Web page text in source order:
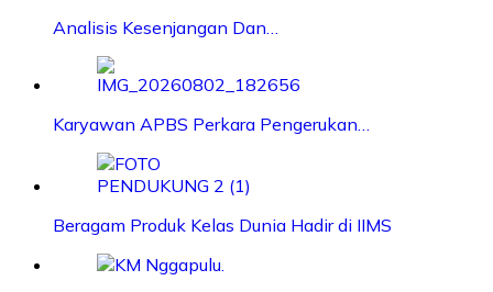
Analisis Kesenjangan Dan…
Karyawan APBS Perkara Pengerukan…
Beragam Produk Kelas Dunia Hadir di IIMS